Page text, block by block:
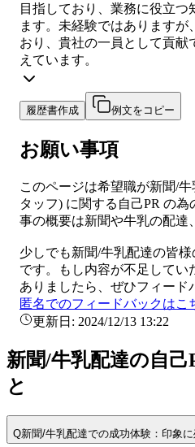
目指しており、業務に役立
ます。未経験ではあります
おり、貴社の一員として貢
えています。
履歴書作成 例文をコピー
お願い事項
このページは希望職が新聞/牛
タッフ) に関する 自己PR の為
事の概要は新聞や牛乳の配達
少しでも新聞/牛乳配達の皆様
です。もし内容が不足して
ありましたら、ぜひフィード
匿名でのフィードバックはこ
更新日: 2024/12/13 13:22
新聞/牛乳配達の自
と
Q新聞/牛乳配達での成功体験：印象